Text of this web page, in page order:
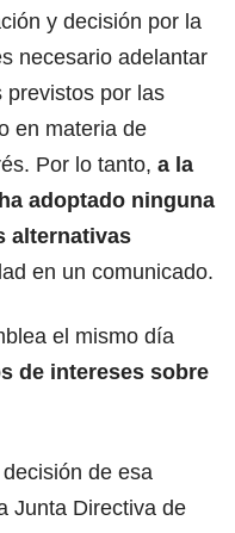
y decisión por la
necesario adelantar
previstos por las
en materia de
Por lo tanto, a la
adoptado ninguna
alternativas
en un comunicado.
el mismo día
de intereses sobre
de esa
Junta Directiva de